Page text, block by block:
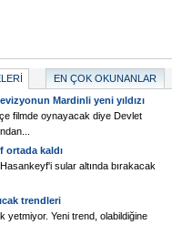
EN ÇOK OKUNANLAR
Mardinli yeni yıldızı
filmde oynayacak diye Devlet
ortada kaldı
Hasankeyf'i sular altında bırakacak
trendleri
yetmiyor. Yeni trend, olabildiğine